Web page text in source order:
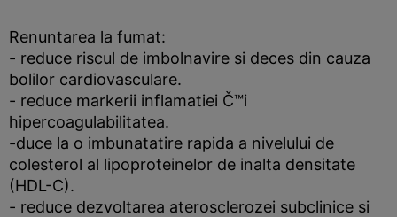
Renuntarea la fumat:
- reduce riscul de imbolnavire si deces din cauza
bolilor cardiovasculare.
- reduce markerii inflamatiei Č™i
hipercoagulabilitatea.
-duce la o imbunatatire rapida a nivelului de
colesterol al lipoproteinelor de inalta densitate
(HDL-C).
- reduce dezvoltarea aterosclerozei subclinice si